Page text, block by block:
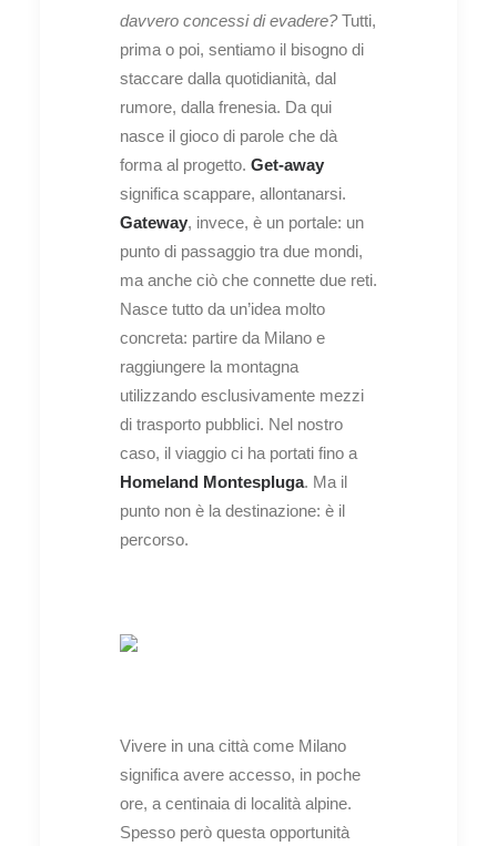
davvero concessi di evadere?Tutti,
prima o poi, sentiamo il bisogno di
staccare dalla quotidianità, dal
rumore, dalla frenesia. Da qui
nasce il gioco di parole che dà
forma al progetto. Get-away
significa scappare, allontanarsi.
Gateway, invece, è un portale: un
punto di passaggio tra due mondi,
ma anche ciò che connette due reti.
Nasce tutto da un’idea molto
concreta: partire da Milano e
raggiungere la montagna
utilizzando esclusivamente mezzi
di trasporto pubblici. Nel nostro
caso, il viaggio ci ha portati fino a
Homeland Montespluga. Ma il
punto non è la destinazione: è il
percorso.
Vivere in una città come Milano
significa avere accesso, in poche
ore, a centinaia di località alpine.
Spesso però questa opportunità